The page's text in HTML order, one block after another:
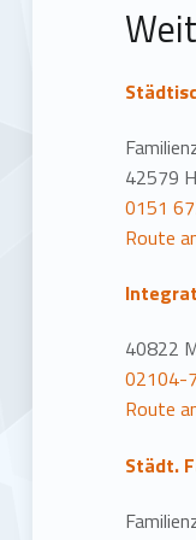
t
i
o
n
42579
0151
Route
40822
02104-
Route
Städt.